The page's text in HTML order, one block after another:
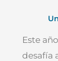
Este
desafía